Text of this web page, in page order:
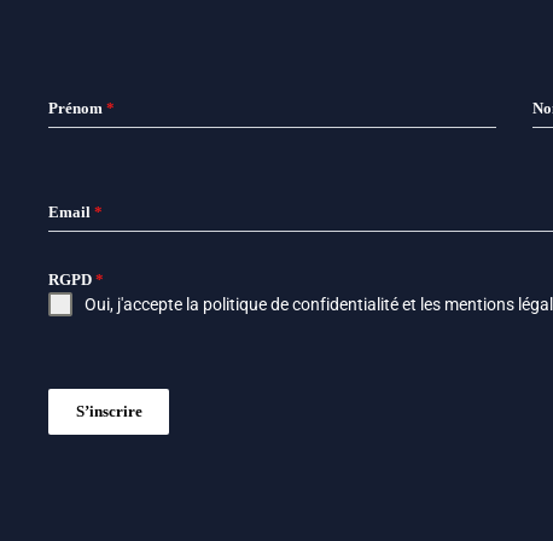
Prénom *
Email *
RGPD *
Oui, j'accepte la politique de confidentialitéet les mentions
S’inscrire